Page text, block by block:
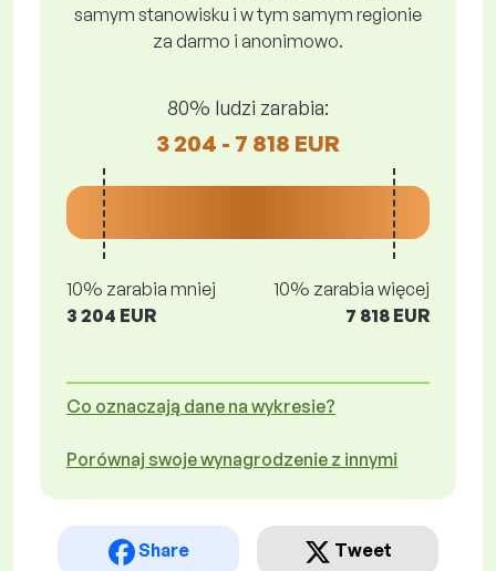
samym stanowisku i w tym samym regionie
za darmo i anonimowo.
80% ludzi zarabia:
3 204 - 7 818 EUR
10% zarabia mniej
3 204 EUR
10% zarabia więcej
7 818 EUR
Co oznaczają dane na wykresie?
Porównaj swoje wynagrodzenie z innymi
Share Tweet